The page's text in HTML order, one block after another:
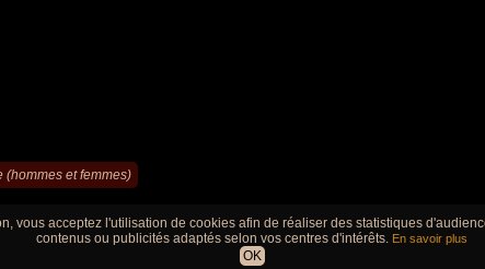
(hommes et femmes)
vous acceptez l'utilisation de cookies afin de réaliser des statistiques
contenus ou publicités adaptés selon vos centres d'intérêts. En savoir plus
OK